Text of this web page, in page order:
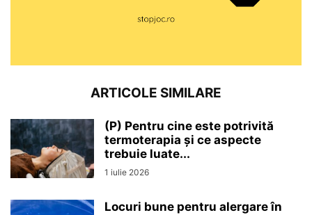
ARTICOLE SIMILARE
(P) Pentru cine este potrivită
termoterapia și ce aspecte
trebuie luate...
1 iulie 2026
Locuri bune pentru alergare în